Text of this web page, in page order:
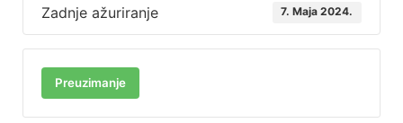
Zadnje ažuriranje 7. Maja 2024.
Preuzimanje